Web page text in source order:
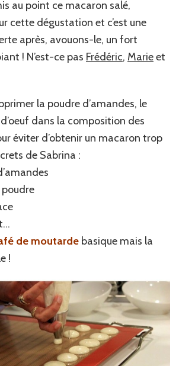
au point ce macaron salé,
cette dégustation et c’est une
après, avouons-le, un fort
! N’est-ce pas Frédéric, Marieet
la poudre d’amandes, le
dans la composition des
éviter d’obtenir un macaron trop
de Sabrina :
de moutarde basique mais la
!